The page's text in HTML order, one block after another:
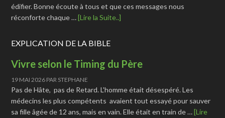
édifier. Bonne écoute à tous et que ces messages nous
réconforte chaque …[Lire la Suite..]
EXPLICATION DE LA BIBLE
Vivre selon le Timing du Père
19 MAI 2026 PAR STEPHANE
Pas de Hâte, pas de Retard. L'homme était désespéré. Les
médecins les plus compétents avaient tout essayé pour sauver
sa fille âgée de 12 ans, mais en vain. Elle était en train de …[Lire